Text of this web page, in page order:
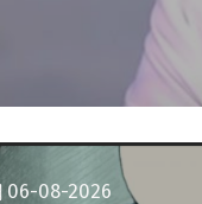
06-08-2026